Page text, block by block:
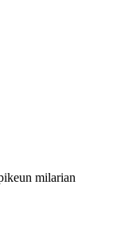
milarian